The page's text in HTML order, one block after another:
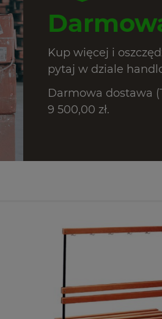
Kup więcej i
pytaj w dziale
Darmowa dostawa
9 500,00 zł.